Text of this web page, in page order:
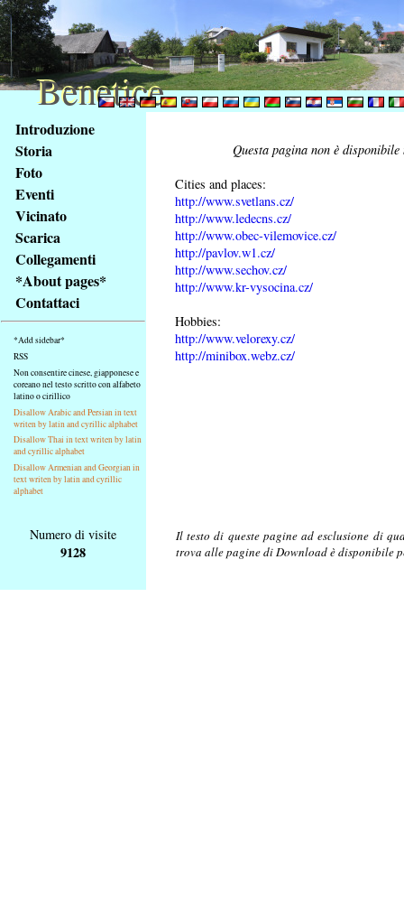
obsah
stránky
Klávesové
zkratky
tomto
webu
základní
Hlavní
strana
Introduzione
Storia
Foto
Eventi
Vicinato
Scarica
Collegamenti
*About pages*
Contattaci
*Add sidebar*
RSS
Non consentire cinese, giapponese e
coreano nel testo scritto con alfabeto
latino o cirillico
Disallow Arabic and Persian in text
writen by latin and cyrillic alphabet
Disallow Thai in text writen by latin
and cyrillic alphabet
Disallow Armenian and Georgian in
text writen by latin and cyrillic
alphabet
Questa pagina non è
Cities and places:
http://www.svetlans.cz/
http://www.ledecns.cz/
http://www.obec-vilemovice.cz/
http://pavlov.w1.cz/
http://www.sechov.cz/
http://www.kr-vysocina.cz/
Hobbies:
http://www.velorexy.cz/
http://minibox.webz.cz/
Numero di visite
9128
Il testo di queste pagine ad esclusione di
trova alle pagine di Download è disponibile
Benetice
Benetice